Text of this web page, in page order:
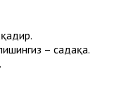
– садақа.